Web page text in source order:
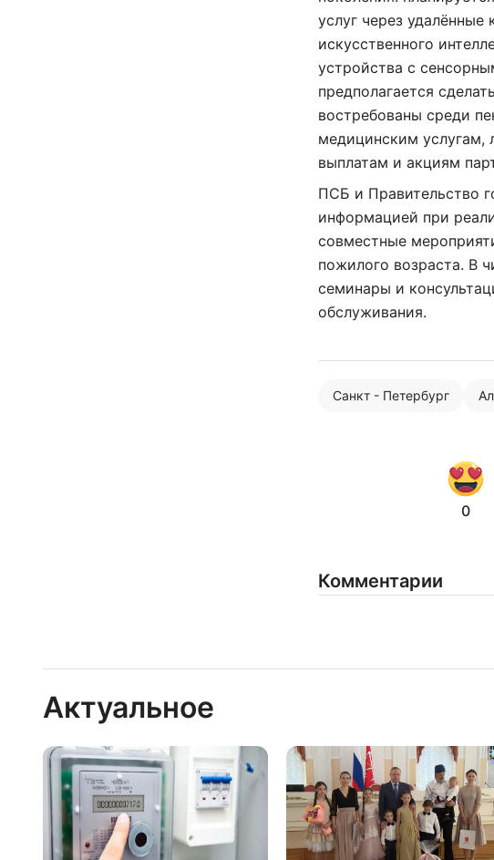
услуг через
искусственного
устройства с
предполагается
востребованы среди
медицинским услугам,
выплатам и акциям
ПСБ и Правительство
информацией при
совместные
пожилого возраста. В
семинары и
обслуживания.
Санкт - Петербург
0
Комментарии
Актуальное